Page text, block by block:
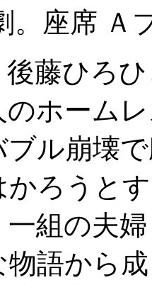
。座席 Ａ
藤ひろひ
ホーム
ブル崩壊
かろうと
一組の夫
物語から